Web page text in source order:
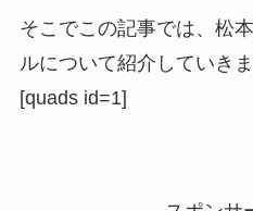
そこでこの記事では、松
ルについて紹介していきま
[quads id=1]